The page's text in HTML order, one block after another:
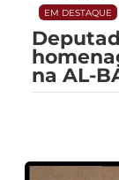
EM DESTAQUE
na AL-